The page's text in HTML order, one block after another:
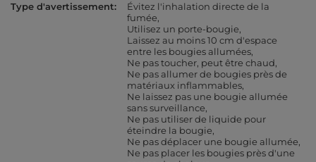
Type d'avertissement
Évitez l'inhalation directe de la
fumée
Utilisez un porte-bougie
Laissez au moins 10 cm d'espace
entre les bougies allumées
Ne pas toucher, peut être chaud
Ne pas allumer de bougies près de
matériaux inflammables
Ne laissez pas une bougie allumée
sans surveillance
Ne pas utiliser de liquide pour
éteindre la bougie
Ne pas déplacer une bougie allumée
Ne pas placer les bougies près d'une